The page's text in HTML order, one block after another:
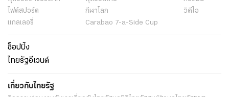
ไฟต์สปอร์ต
กีฬาโลก
วิดีโอ
แกลเลอรี่
Carabao 7-a-Side Cup
ช็อปปิ้ง
ไทยรัฐอีเวนต์
เกี่ยวกับไทยรัฐ